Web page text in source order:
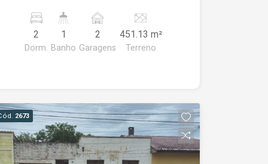
dormitórios, sala de estar, banheiro,
cozinha, pátio com churrasqueira e
estacionamento coberto. Ao lado, um
verdadeira raridade, com excelente
localização. Fale conosco e agende a
sua visita!
2
Dorm.
1
Banho
2
Garagens
451.13 m²
Terreno
2673